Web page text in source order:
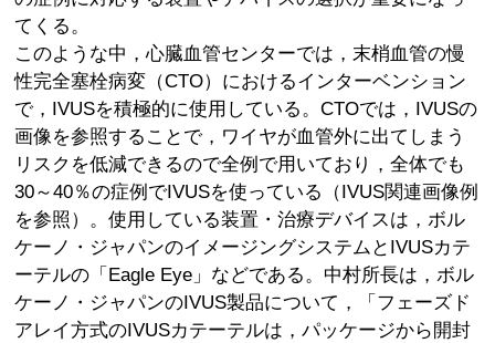
てくる。
このような中，心臓血管センターでは，末梢血管の慢
性完全塞栓病変（CTO）におけるインターベンション
で，IVUSを積極的に使用している。CTOでは，IVUSの
画像を参照することで，ワイヤが血管外に出てしまう
リスクを低減できるので全例で用いており，全体でも
30～40％の症例でIVUSを使っている（IVUS関連画像例
を参照）。使用している装置・治療デバイスは，ボル
ケーノ・ジャパンのイメージングシステムとIVUSカテ
ーテルの「Eagle Eye」などである。中村所長は，ボル
ケーノ・ジャパンのIVUS製品について，「フェーズド
アレイ方式のIVUSカテーテルは，パッケージから開封